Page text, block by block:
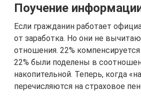
Поучение
Если гражданин работает
от заработка. Но они не
отношения. 22%
22% были поделены в
накопительной. Теперь, когда
перечисляются на страховое